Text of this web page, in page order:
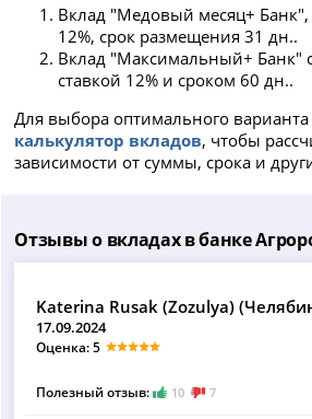
Вклад "Медовый месяц+ Банк",
12%, срок размещения 31 дн..
Вклад "Максимальный+ Банк"
ставкой 12% и сроком 60 дн..
Для выбора оптимального варианта
калькулятор вкладов, чтобы
зависимости от суммы, срока и
Отзывы о вкладах в банке
Katerina Rusak (Zozulya)
17.09.2024
Оценка: 5
Полезный отзыв: 10 7